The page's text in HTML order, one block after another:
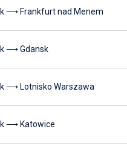
⟶ Frankfurt nad Menem
⟶ Gdansk
⟶ Lotnisko Warszawa
⟶ Katowice